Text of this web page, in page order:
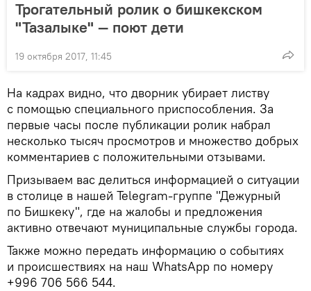
Трогательный ролик о бишкекском
"Тазалыке" — поют дети
19 октября 2017, 11:45
На кадрах видно, что дворник убирает листву
с помощью специального приспособления. За
первые часы после публикации ролик набрал
несколько тысяч просмотров и множество добрых
комментариев с положительными отзывами.
Призываем вас делиться информацией о ситуации
в столице в нашей Telegram-группе "Дежурный
по Бишкеку", где на жалобы и предложения
активно отвечают муниципальные службы города.
Также можно передать информацию о событиях
и происшествиях на наш WhatsApp по номеру
+996 706 566 544.